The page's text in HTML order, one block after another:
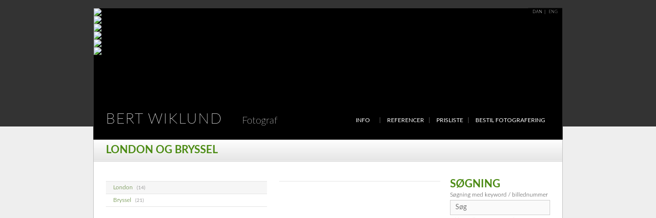
DAN ENG
BERT WIKLUND Fotograf INFO REFERENCER PRISLISTE BESTIL FOTOGRAFERING
LONDON OG BRYSSEL
London (14)
Bryssel (21)
SØGNING
Søgning med keyword / billednummer